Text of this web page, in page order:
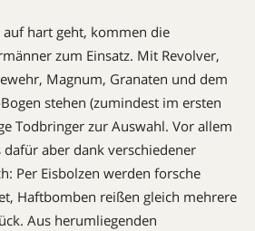
auf hart geht, kommen die
zum Einsatz. Mit Revolver,
Magnum, Granaten und dem
stehen (zumindest im ersten
Todbringer zur Auswahl. Vor allem
dafür aber dank verschiedener
Per Eisbolzen werden forsche
Haftbomben reißen gleich mehrere
Aus herumliegenden